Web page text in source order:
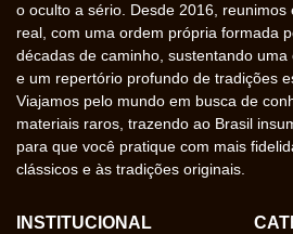
o oculto a sério. Desde 2016, reunimos
real, com uma ordem própria formada
décadas de caminho, sustentando
e um repertório profundo de tradições
Viajamos pelo mundo em busca de
materiais raros, trazendo ao Brasil
para que você pratique com mais
clássicos e às tradições originais.
INSTITUCIONAL